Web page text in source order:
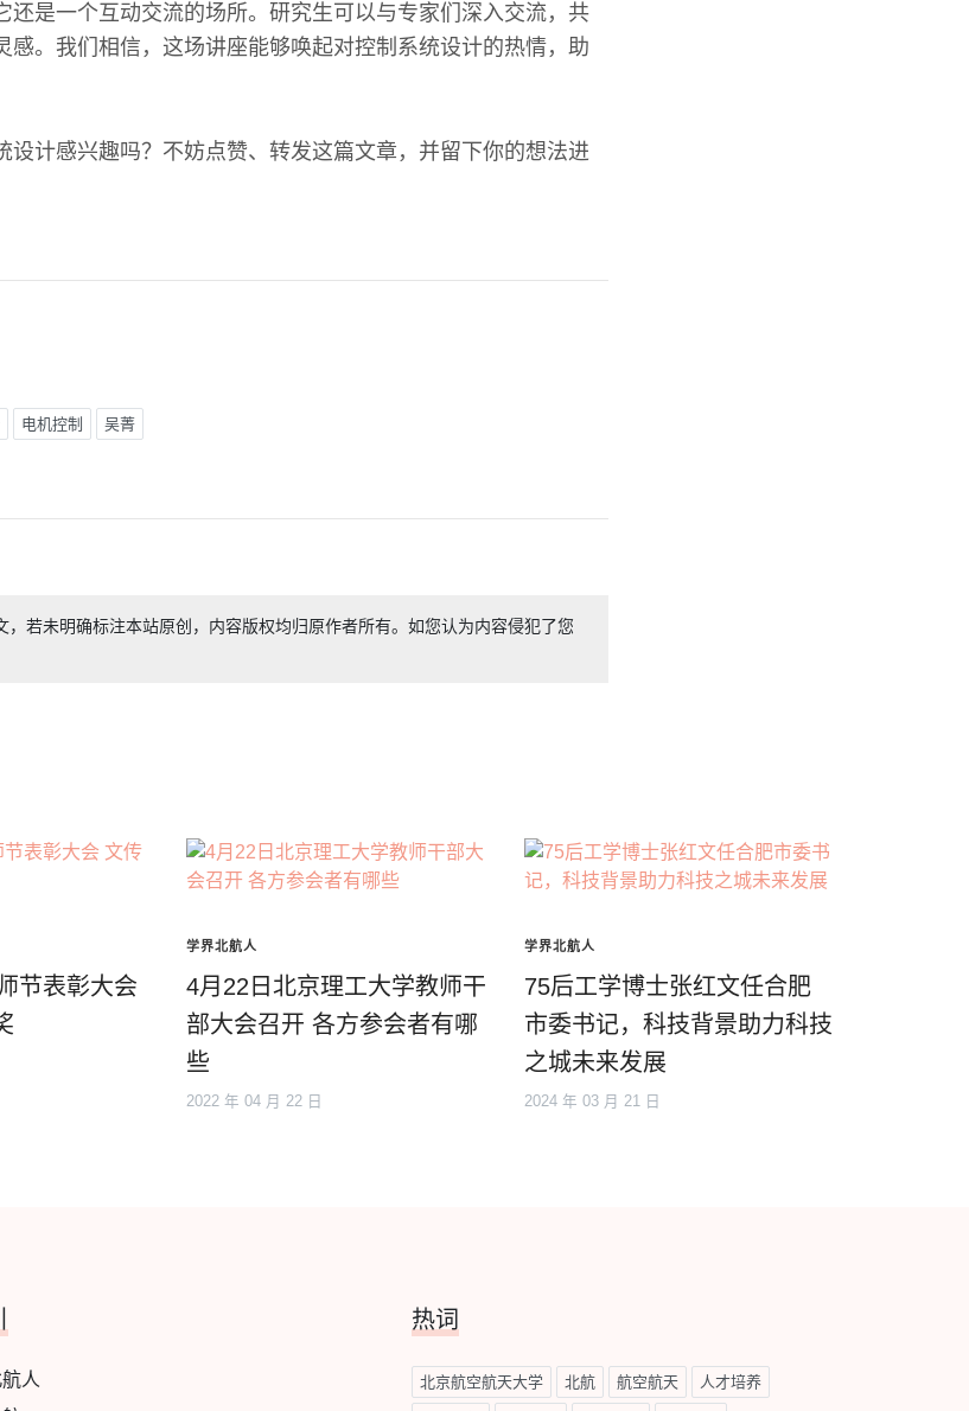
还是一个互动交流的场所。研究生可以与专家们深入交流，共
感。我们相信，这场讲座能够唤起对控制系统设计的热情，助
设计感兴趣吗？不妨点赞、转发这篇文章，并留下你的想法进
电机控制 吴菁
，若未明确标注本站原创，内容版权均归原作者所有。如您认为内容侵犯了您
节表彰大会
学界北航人
4月22日北京理工大学教师干
部大会召开 各方参会者有哪
些
2022 年 04 月 22 日
学界北航人
75后工学博士张红文任合肥
市委书记，科技背景助力科技
之城未来发展
2024 年 03 月 21 日
人
热词
北京航空航天大学 北航 航空航天 人才培养